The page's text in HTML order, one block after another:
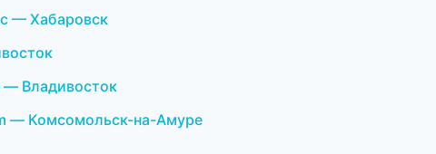
— Хабаровск
— Владивосток
— Комсомольск-на-Амуре